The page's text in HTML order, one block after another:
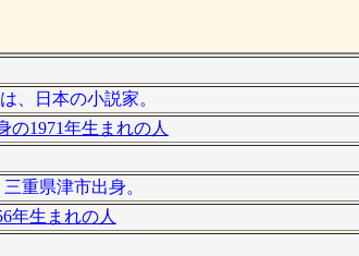
、日本の小説家。
の1971年生まれの人
重県津市出身。
年生まれの人